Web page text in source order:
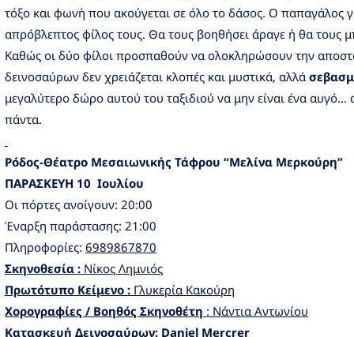
τόξο και φωνή που ακούγεται σε όλο το δάσος. Ο παπαγάλος
απρόβλεπτος φίλος τους. Θα τους βοηθήσει άραγε ή θα τους
Καθώς οι δύο φίλοι προσπαθούν να ολοκληρώσουν την
δεινοσαύρων δεν χρειάζεται κλοπές και μυστικά, αλλά
μεγαλύτερο δώρο αυτού του ταξιδιού να μην είναι ένα αυγό…
πάντα.
Ρόδος-Θέατρο Μεσαιωνικής Τάφρου “Μελίνα Μερκούρη”
ΠΑΡΑΣΚΕΥΗ 10 Ιουλίου
Οι πόρτες ανοίγουν: 20:00
Έναρξη παράστασης: 21:00
Πληροφορίες: 6989867870
Σκηνοθεσία : Νίκος Λημνιός
Πρωτότυπο Κείμενο : Γλυκερία Κακούρη
Χορογραφίες / Βοηθός Σκηνοθέτη : Νάντια Αντωνίου
Κατασκευή Δεινοσαύρων: Daniel Mercrer